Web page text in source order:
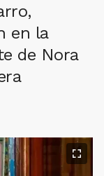
en la
de Nora